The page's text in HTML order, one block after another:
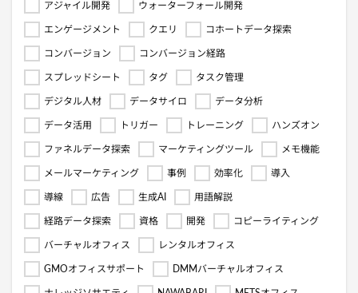
アジャイル開発 ウォーターフォール開発
エンゲージメント クエリ コホートデータ探索
コンバージョン コンバージョン経路
スプレッドシート タグ タスク管理
デジタル人材 データサイロ データ分析
データ活用 トリガー トレーニング ハンズオン
ファネルデータ探索 マーケティングツール メモ機能
メールマーケティング 事例 効率化 導入
導線 広告 生成AI 用語解説
経路データ探索 資格 開発 コピーライティング
バーチャルオフィス レンタルオフィス
GMOオフィスサポート DMMバーチャルオフィス